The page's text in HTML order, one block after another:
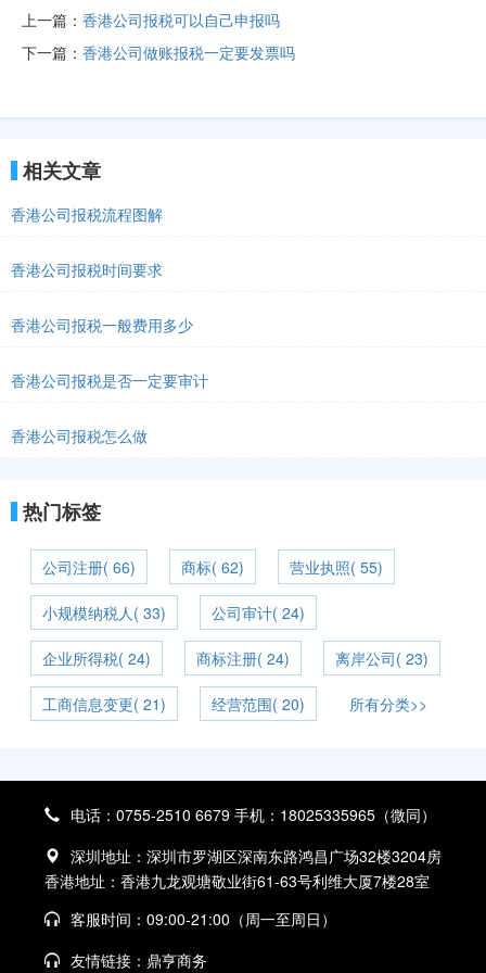
上一篇： 香港公司报税可以自己申报吗
下一篇： 香港公司做账报税一定要发票吗
相关文章
香港公司报税流程图解
香港公司报税时间要求
香港公司报税一般费用多少
香港公司报税是否一定要审计
香港公司报税怎么做
热门标签
公司注册( 66) 商标( 62) 营业执照( 55)
小规模纳税人( 33) 公司审计( 24)
企业所得税( 24) 商标注册( 24) 离岸公司( 23)
工商信息变更( 21) 经营范围( 20) 所有分类>>
电话：0755-2510 6679 手机：18025335965（微同）
深圳地址：深圳市罗湖区深南东路鸿昌广场32楼3204房
香港地址：香港九龙观塘敬业街61-63号利维大厦7楼28室
客服时间：09:00-21:00（周一至周日）
友情链接： 鼎亨商务